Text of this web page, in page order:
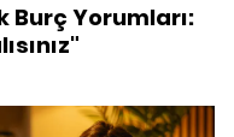
Burç Yorumları: